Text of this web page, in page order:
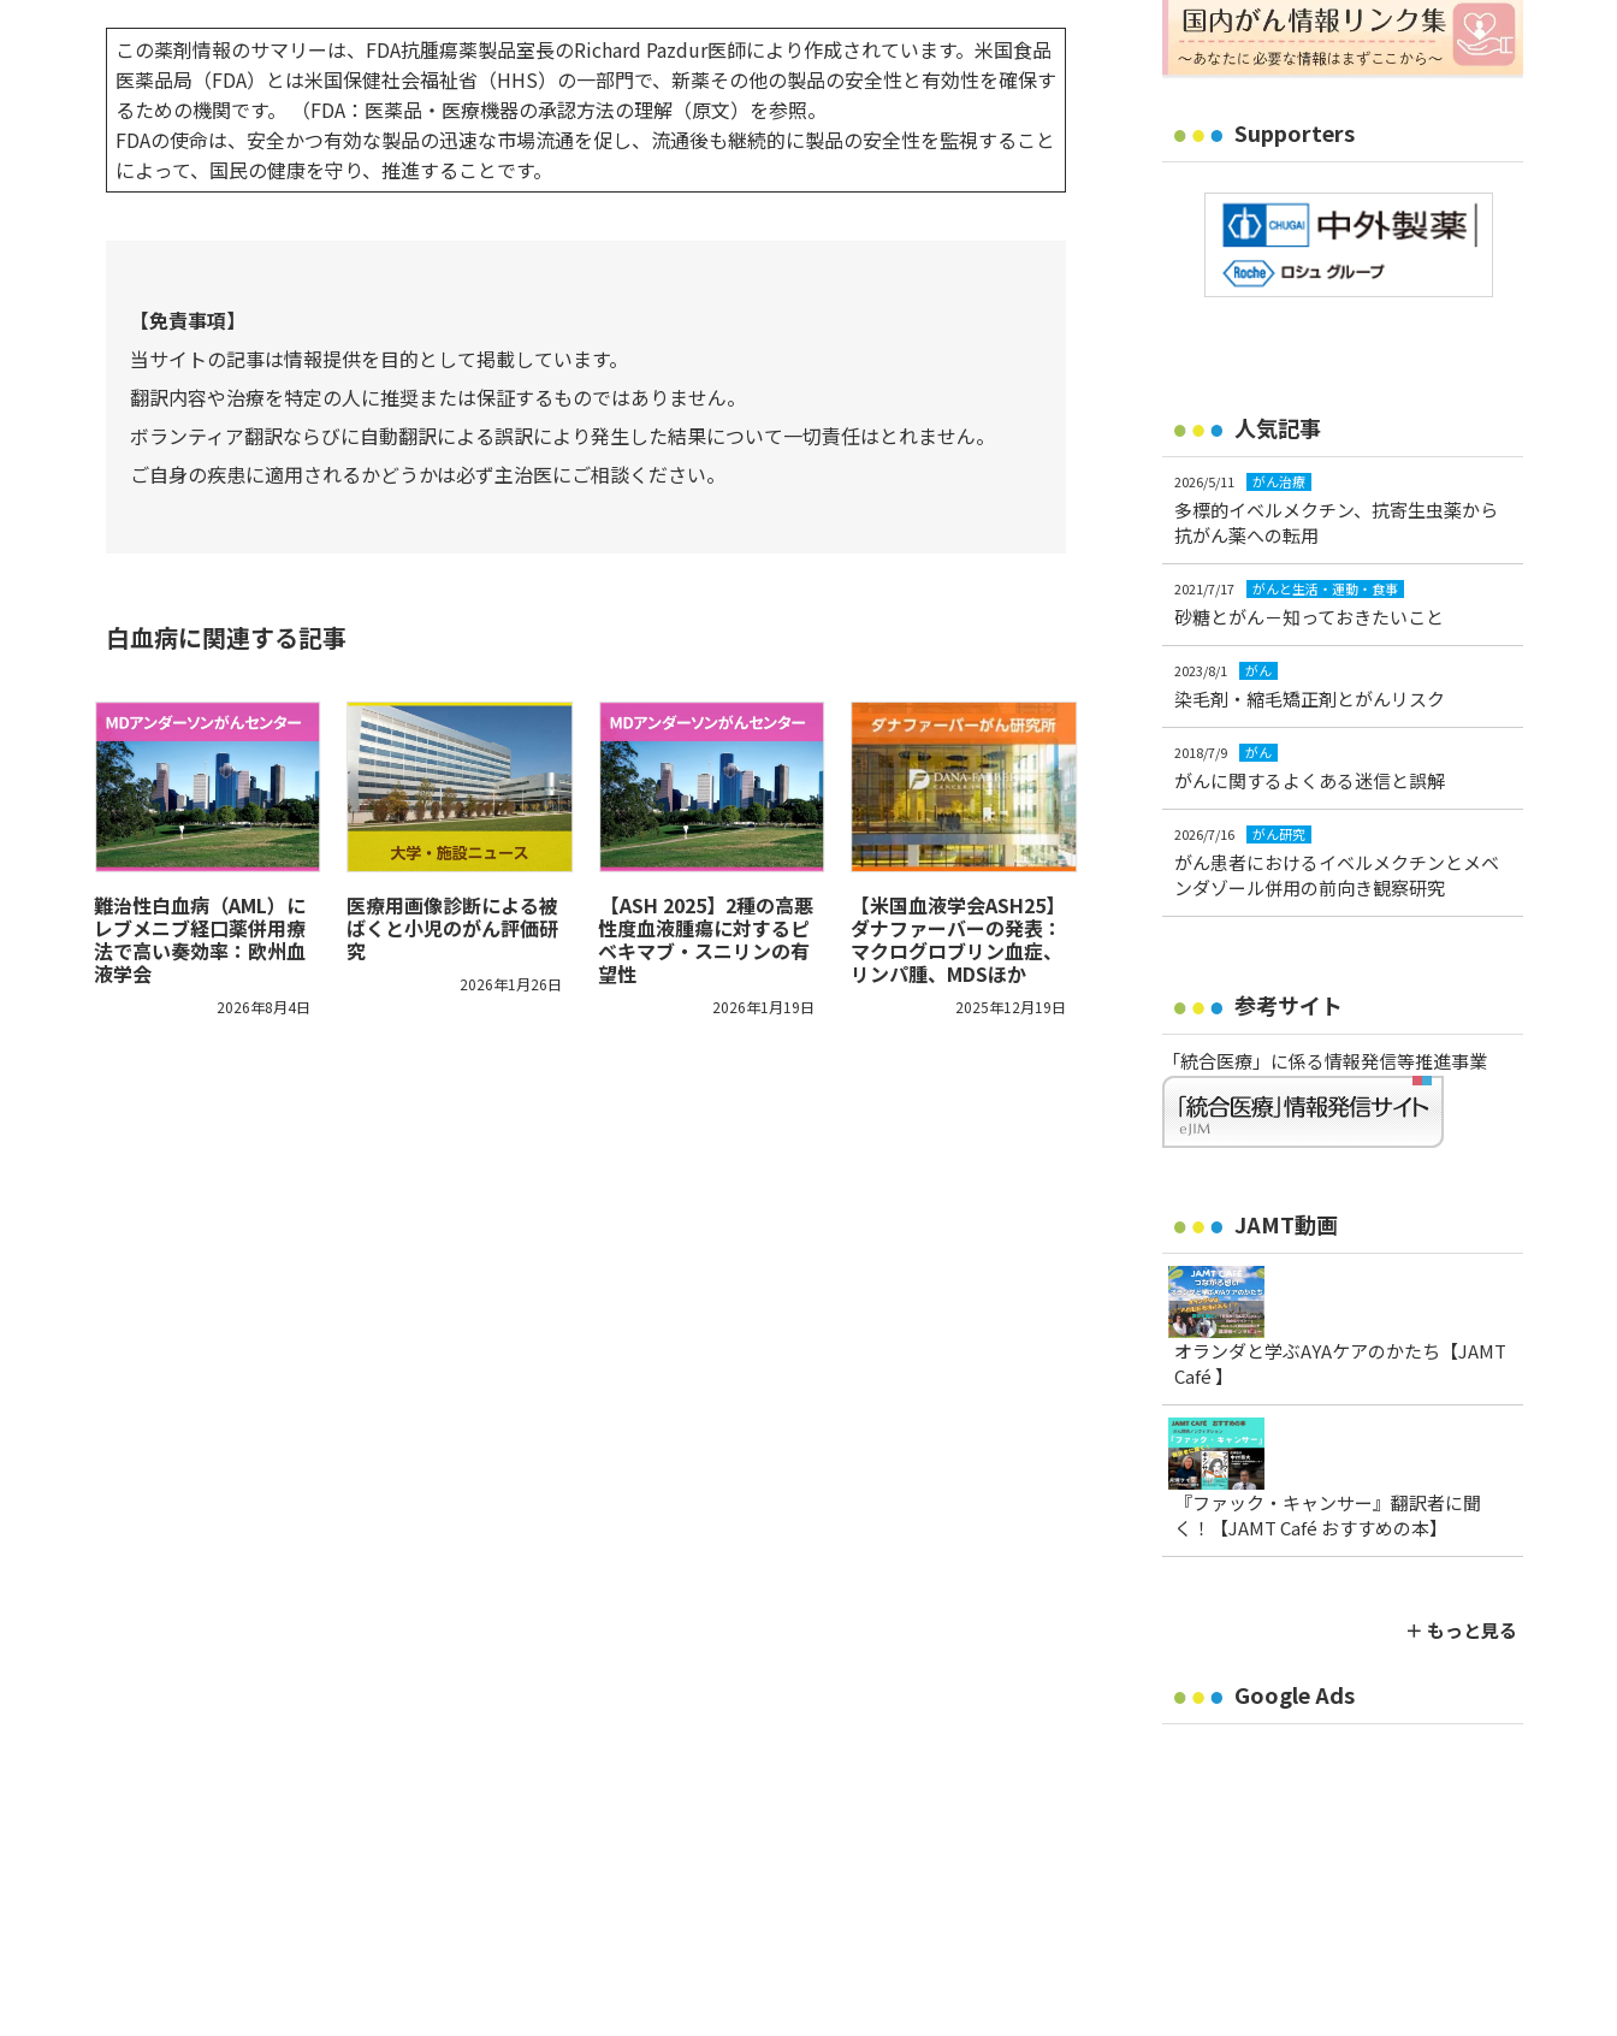
この薬剤情報のサマリーは、FDA抗腫瘍薬製品室長のRichard Pazdur医師により作成されています。米国食品
医薬品局（FDA）とは米国保健社会福祉省（HHS）の一部門で、新薬その他の製品の安全性と有効性を確保す
るための機関です。 （FDA：医薬品・医療機器の承認方法の理解（原文）を参照。
FDAの使命は、安全かつ有効な製品の迅速な市場流通を促し、流通後も継続的に製品の安全性を監視すること
によって、国民の健康を守り、推進することです。
【免責事項】
当サイトの記事は情報提供を目的として掲載しています。
翻訳内容や治療を特定の人に推奨または保証するものではありません。
ボランティア翻訳ならびに自動翻訳による誤訳により発生した結果について一切責任はとれません。
ご自身の疾患に適用されるかどうかは必ず主治医にご相談ください。
白血病に関連する記事
難治性白血病（AML）に
レブメニブ経口薬併用療
法で高い奏効率：欧州血
液学会
2026年8月4日
医療用画像診断による被
ばくと小児のがん評価研
究
2026年1月26日
​【ASH 2025】2種の高悪
性度血液腫瘍に対するピ
ベキマブ・スニリンの有
望性
2026年1月19日
【米国血液学会ASH25】
ダナファーバーの発表：
マクログロブリン血症、
リンパ腫、MDSほか
2025年12月19日
Supporters
人気記事
2026/5/11 がん治療
多標的イベルメクチン、抗寄生虫薬から
抗がん薬への転用
2021/7/17 がんと生活・運動・食事
砂糖とがん－知っておきたいこと
2023/8/1 がん
染毛剤・縮毛矯正剤とがんリスク
2018/7/9 がん
がんに関するよくある迷信と誤解
2026/7/16 がん研究
がん患者におけるイベルメクチンとメベ
ンダゾール併用の前向き観察研究
参考サイト
「統合医療」に係る情報発信等推進事業
JAMT動画
オランダと学ぶAYAケアのかたち【JAMT
Café 】
『ファック・キャンサー』翻訳者に聞
く！【JAMT Café おすすめの本】
＋ もっと見る
Google Ads